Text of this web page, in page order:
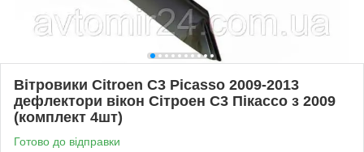
Вітровики Citroen C3 Picasso 2009-2013
дефлектори вікон Сітроен С3 Пікассо з 2009
(комплект 4шт)
Готово до відправки